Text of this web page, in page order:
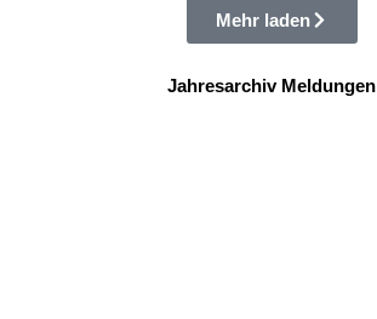
Mehr laden
Jahresarchiv Meldungen